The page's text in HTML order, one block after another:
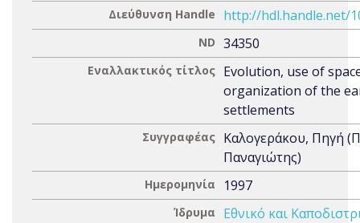
Διεύθυνση Handle http://hdl.handle.net/
ND 34350
Εναλλακτικός τίτλος Evolution, use of
organization of the
settlements
Συγγραφέας Καλογεράκου, Πηγή
Παναγιώτης)
Ημερομηνία 1997
Ίδρυμα
Εθνικό και